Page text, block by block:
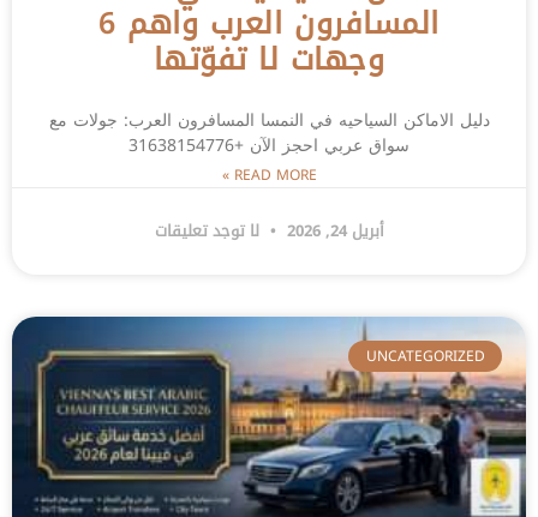
المسافرون العرب واهم 6
وجهات لا تفوّتها
دليل الاماكن السياحيه في النمسا المسافرون العرب: جولات مع
سواق عربي احجز الآن +31638154776
READ MORE »
أبريل 24, 2026 لا توجد تعليقات
UNCATEGORIZED